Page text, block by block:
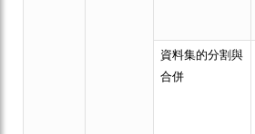
資料集的分割與
合併